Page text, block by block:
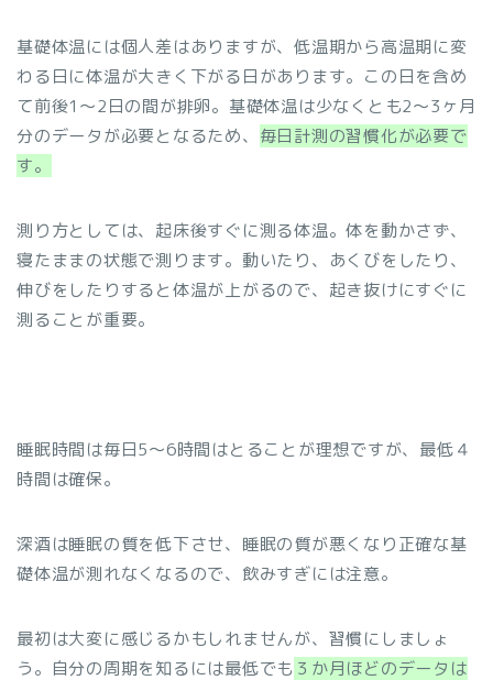
基礎体温には個人差はありますが、低温期から高温期に変
わる日に体温が大きく下がる日があります。この日を含め
て前後1～2日の間が排卵。基礎体温は少なくとも2～3ヶ月
分のデータが必要となるため、 毎日計測の習慣化が必要で
す。
測り方としては、起床後すぐに測る体温。体を動かさず、
寝たままの状態で測ります。動いたり、あくびをしたり、
伸びをしたりすると体温が上がるので、起き抜けにすぐに
測ることが重要。
睡眠時間は毎日5～6時間はとることが理想ですが、最低４
時間は確保。
深酒は睡眠の質を低下させ、睡眠の質が悪くなり正確な基
礎体温が測れなくなるので、飲みすぎには注意。
最初は大変に感じるかもしれませんが、習慣にしましょ
う。自分の周期を知るには最低でも ３か月ほどのデータは